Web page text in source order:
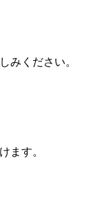
みください。
ます。